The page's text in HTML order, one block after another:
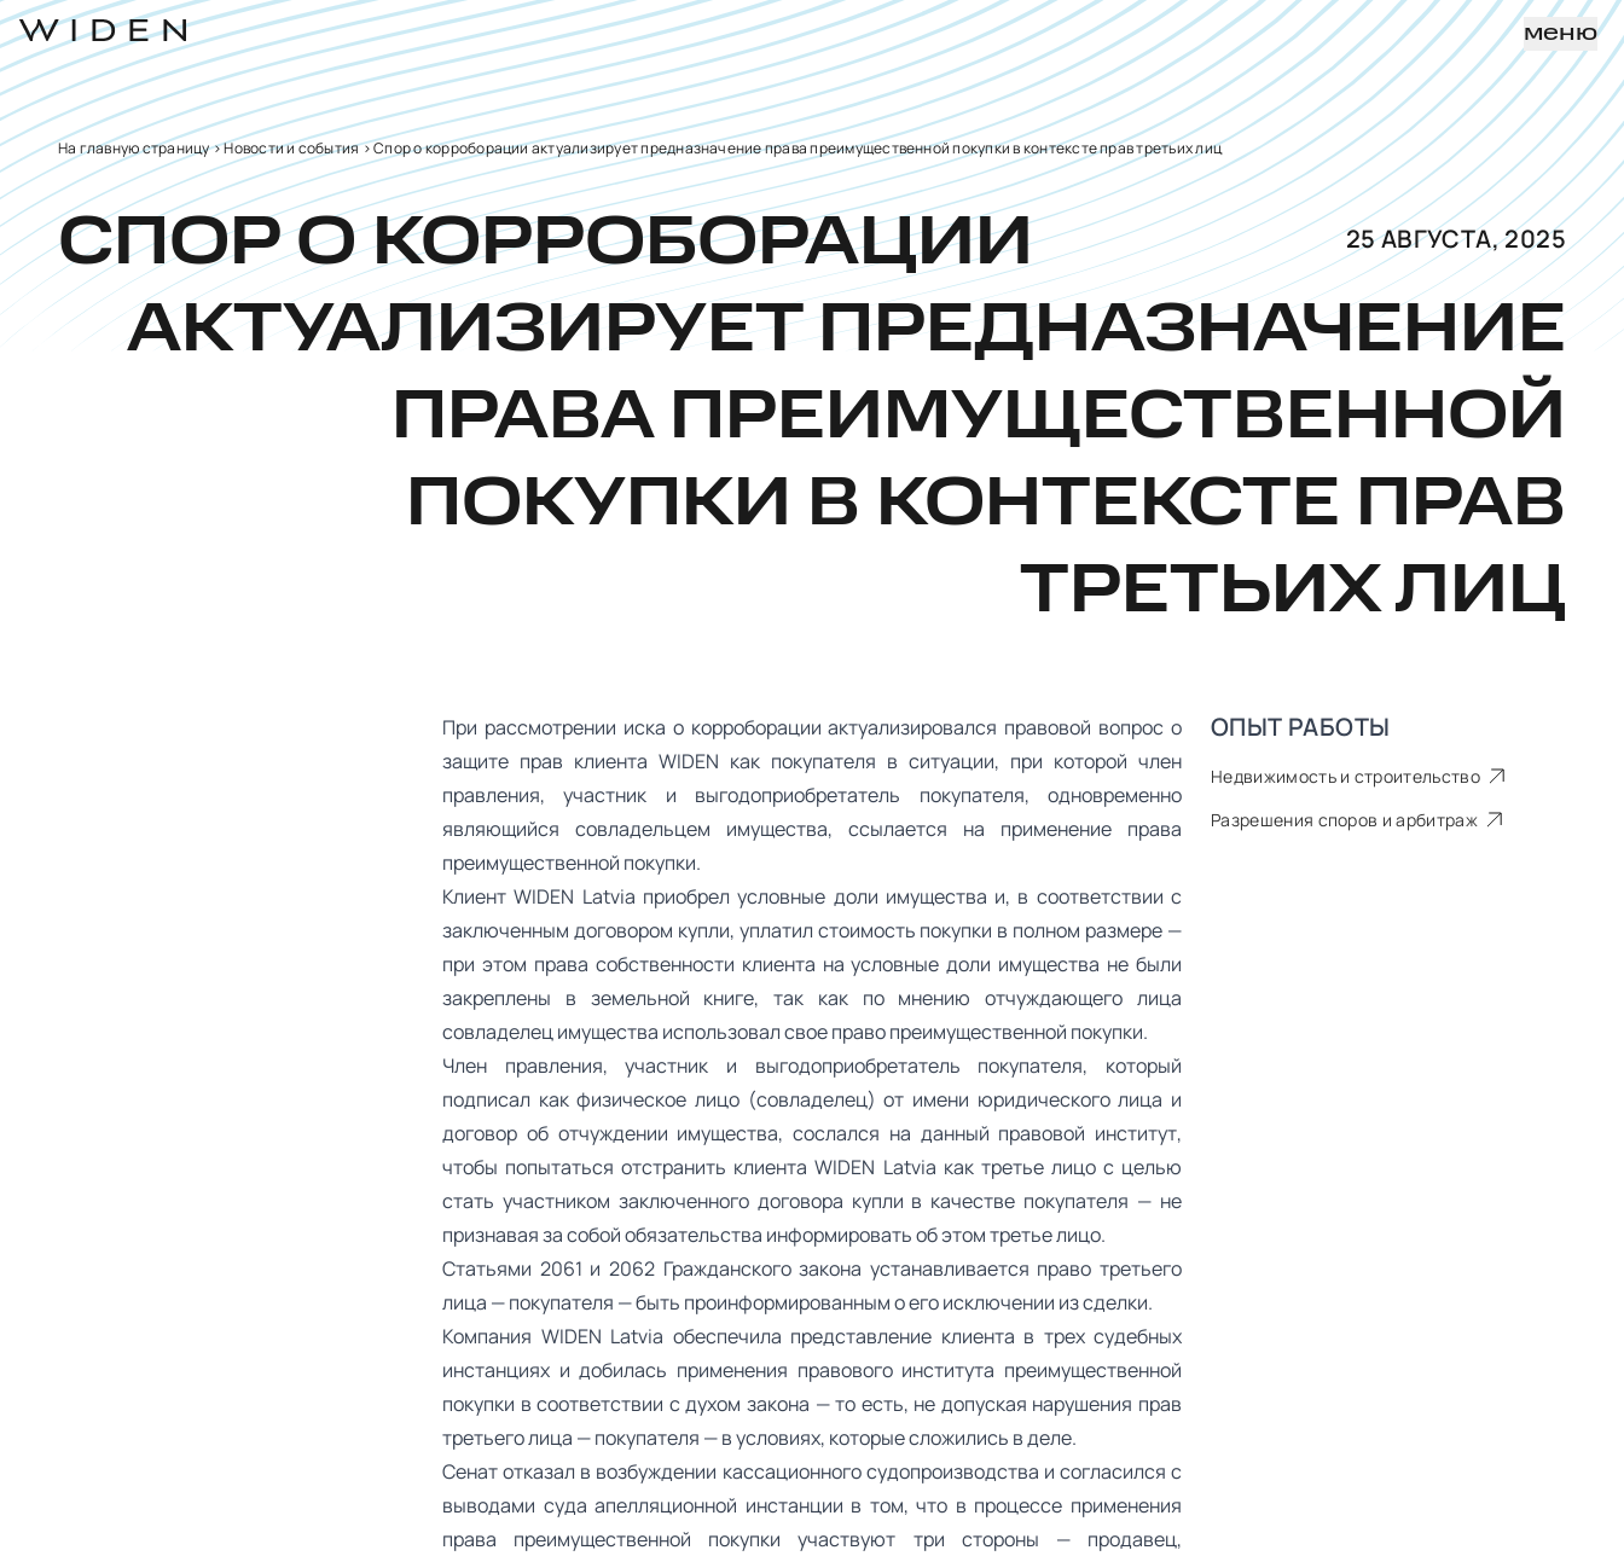
меню
На главную страницу>Новости и события>Спор о корроборации актуализирует предназначение права преимущественной покупки в контексте прав третьих лиц
СПОР О КОРРОБОРАЦИИ
АКТУАЛИЗИРУЕТ ПРЕДНАЗНАЧЕНИЕ
ПРАВА ПРЕИМУЩЕСТВЕННОЙ
ПОКУПКИ В КОНТЕКСТЕ ПРАВ
ТРЕТЬИХ ЛИЦ
25 АВГУСТА, 2025
ОПЫТ РАБОТЫ
Недвижимость и строительство
Разрешения споров и арбитраж
При рассмотрении иска о корроборации актуализировался правовой вопрос о
защите прав клиента WIDEN как покупателя в ситуации, при которой член
правления, участник и выгодоприобретатель покупателя, одновременно
являющийся совладельцем имущества, ссылается на применение права
преимущественной покупки.
Клиент WIDEN Latvia приобрел условные доли имущества и, в соответствии с
заключенным договором купли, уплатил стоимость покупки в полном размере —
при этом права собственности клиента на условные доли имущества не были
закреплены в земельной книге, так как по мнению отчуждающего лица
совладелец имущества использовал свое право преимущественной покупки.
Член правления, участник и выгодоприобретатель покупателя, который
подписал как физическое лицо (совладелец) от имени юридического лица и
договор об отчуждении имущества, сослался на данный правовой институт,
чтобы попытаться отстранить клиента WIDEN Latvia как третье лицо с целью
стать участником заключенного договора купли в качестве покупателя — не
признавая за собой обязательства информировать об этом третье лицо.
Статьями 2061 и 2062 Гражданского закона устанавливается право третьего
лица — покупателя — быть проинформированным о его исключении из сделки.
Компания WIDEN Latvia обеспечила представление клиента в трех судебных
инстанциях и добилась применения правового института преимущественной
покупки в соответствии с духом закона — то есть, не допуская нарушения прав
третьего лица — покупателя — в условиях, которые сложились в деле.
Сенат отказал в возбуждении кассационного судопроизводства и согласился с
выводами суда апелляционной инстанции в том, что в процессе применения
права преимущественной покупки участвуют три стороны — продавец,